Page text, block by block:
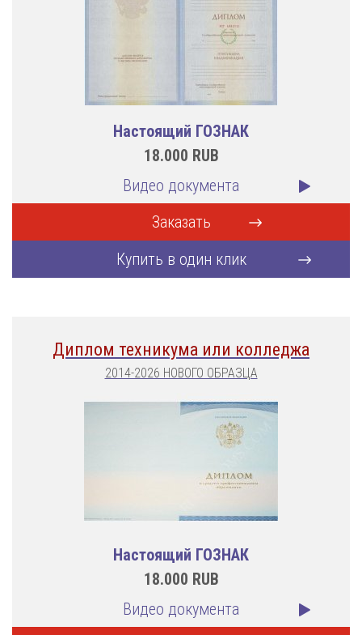
Настоящий ГОЗНАК
18.000 RUB
Видео документа
Заказать
Купить в один клик
Диплом техникума или колледжа
2014-2026 НОВОГО ОБРАЗЦА
Настоящий ГОЗНАК
18.000 RUB
Видео документа